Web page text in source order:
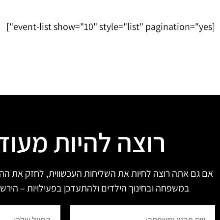
[event-list show="10" style="list" pagination="yes"]
רוצה להיות
אם גם אתה רוצה לחיות את השליחות העכשווית, לחזק את
במשפחה ובחינוך הילדים ולהתעדכן בפעילויות –